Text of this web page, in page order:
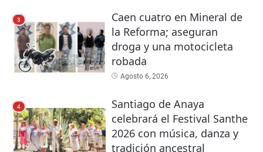
3
Caen cuatro en Mineral de
la Reforma; aseguran
droga y una motocicleta
robada
Agosto 6, 2026
4
Santiago de Anaya
celebrará el Festival Santhe
2026 con música, danza y
tradición ancestral